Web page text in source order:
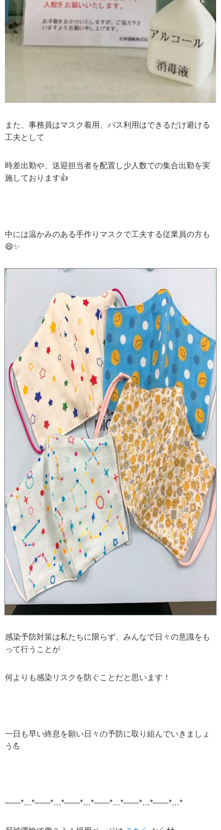
また、事務員はマスク着用、バス利用はできるだけ避ける
工夫として
時差出勤や、送迎担当者を配置し少人数での集合出勤を実
施しております👍
中には温かみのある手作りマスクで工夫する従業員の方も
😄✨
感染予防対策は私たちに限らず、みんなで日々の意識をも
って行うことが
何よりも感染リスクを防ぐことだと思います！
一日も早い終息を願い日々の予防に取り組んでいきましょ
う💪
——*…*——*…*——*…*——*…*——*…*——*…*